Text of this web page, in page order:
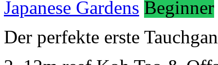
Japanese Gardens Beginner
Der perfekte erste